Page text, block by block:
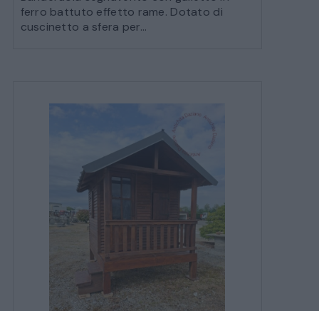
ARREDO DA GIARDINO
DECORAZIONI OGGETTISTICA ILLUMINAZIONE
MATERIALI E STRUTTURE
MODERNARIATO
STILI ED ESPOSIZIONE
ferro battuto effetto rame. Dotato di
cuscinetto a sfera per...